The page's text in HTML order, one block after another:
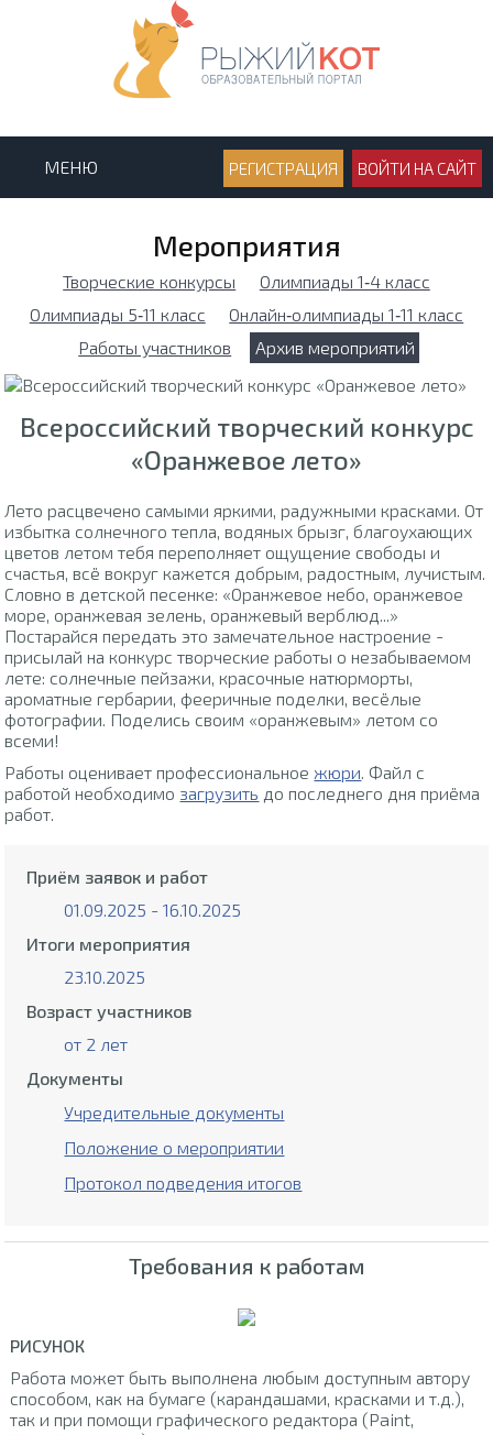
МЕНЮ РЕГИСТРАЦИЯ ВОЙТИ НА САЙТ
Мероприятия
Творческие конкурсы
Олимпиады 1‑4 класс
Олимпиады 5‑11 класс
Онлайн‑олимпиады 1‑11 класс
Работы участников
Архив мероприятий
Всероссийский творческий конкурс
«Оранжевое лето»
Лето расцвечено самыми яркими, радужными красками. От
избытка солнечного тепла, водяных брызг, благоухающих
цветов летом тебя переполняет ощущение свободы и
счастья, всё вокруг кажется добрым, радостным, лучистым.
Словно в детской песенке: «Оранжевое небо, оранжевое
море, оранжевая зелень, оранжевый верблюд...»
Постарайся передать это замечательное настроение -
присылай на конкурс творческие работы о незабываемом
лете: солнечные пейзажи, красочные натюрморты,
ароматные гербарии, фееричные поделки, весёлые
фотографии. Поделись своим «оранжевым» летом со
всеми!
Работы оценивает профессиональное жюри. Файл с
работой необходимо загрузить до последнего дня приёма
работ.
Приём заявок и работ
01.09.2025 - 16.10.2025
Итоги мероприятия
23.10.2025
Возраст участников
от 2 лет
Документы
Учредительные документы
Положение о мероприятии
Протокол подведения итогов
Требования к работам
РИСУНОК
Работа может быть выполнена любым доступным автору
способом, как на бумаге (карандашами, красками и т.д.),
так и при помощи графического редактора (Paint,